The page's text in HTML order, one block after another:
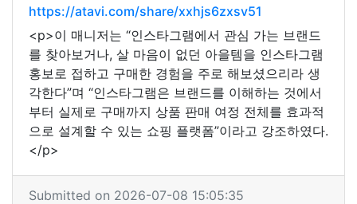
https://atavi.com/share/xxhjs6zxsv51
<p>이 매니저는 “인스타그램에서 관심 가는 브랜드
를 찾아보거나, 살 마음이 없던 아을템을 인스타그램
홍보로 접하고 구매한 경험을 주로 해보셨으리라 생
각한다”며 “인스타그램은 브랜드를 이해하는 것에서
부터 실제로 구매까지 상품 판매 여정 전체를 효과적
으로 설계할 수 있는 쇼핑 플랫폼”이라고 강조하였다.
</p>
Submitted on 2026-07-08 15:05:35